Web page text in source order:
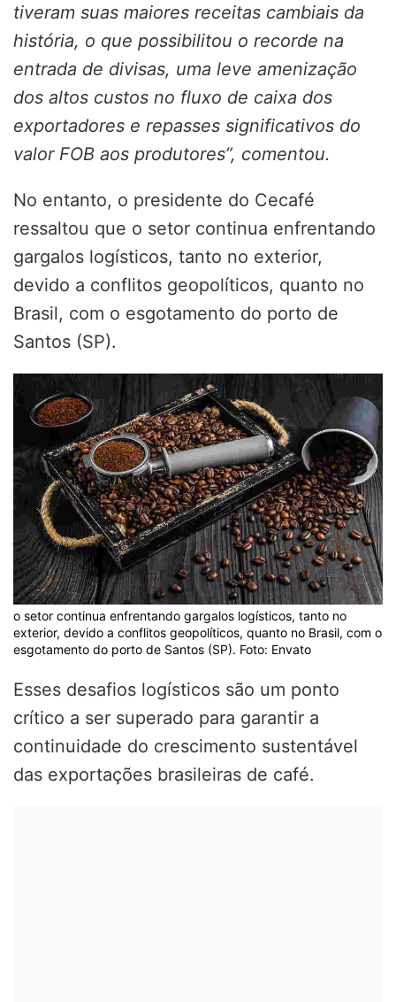
tiveram suas maiores receitas cambiais da
história, o que possibilitou o recorde na
entrada de divisas, uma leve amenização
dos altos custos no fluxo de caixa dos
exportadores e repasses significativos do
valor FOB aos produtores”, comentou.
No entanto, o presidente do Cecafé
ressaltou que o setor continua enfrentando
gargalos logísticos, tanto no exterior,
devido a conflitos geopolíticos, quanto no
Brasil, com o esgotamento do porto de
Santos (SP).
o setor continua enfrentando gargalos logísticos, tanto no
exterior, devido a conflitos geopolíticos, quanto no Brasil, com o
esgotamento do porto de Santos (SP). Foto: Envato
Esses desafios logísticos são um ponto
crítico a ser superado para garantir a
continuidade do crescimento sustentável
das exportações brasileiras de café.